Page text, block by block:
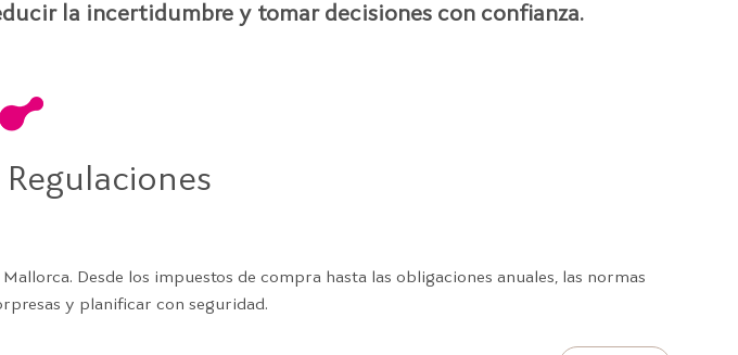
la incertidumbre y tomar decisiones con confianza.
Desde los impuestos de compra hasta las obligaciones anuales, las normas
y planificar con seguridad.